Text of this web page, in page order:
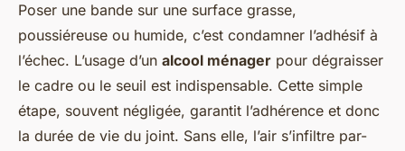
Poser une bande sur une surface grasse,
poussiéreuse ou humide, c’est condamner l’adhésif à
l’échec. L’usage d’un alcool ménager pour dégraisser
le cadre ou le seuil est indispensable. Cette simple
étape, souvent négligée, garantit l’adhérence et donc
la durée de vie du joint. Sans elle, l’air s’infiltre par-